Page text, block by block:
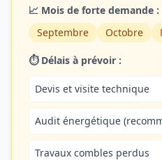
📈 Mois de forte demande :
Septembre
Octobre
⏱️ Délais à prévoir :
Devis et visite technique
Audit énergétique
Travaux combles perdus